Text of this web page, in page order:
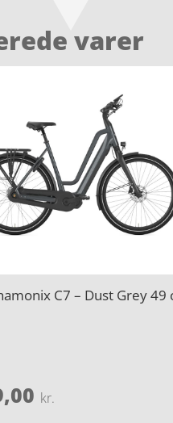
varer
C7 – Dust Grey 49
kr.